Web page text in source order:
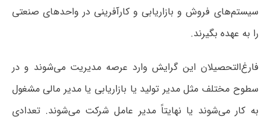
سیستم‌های فروش و بازاریابی و کارآفرینی در واحدهای صنعتی
را به عهده بگیرند.
فارغ‌التحصیلان این گرایش وارد عرصه مدیریت می‌شوند و در
سطوح مختلف مثل مدیر تولید یا بازاریابی یا مدیر مالی مشغول
به کار می‌شوند یا نهایتاً مدیر عامل شرکت می‌شوند. تعدادی